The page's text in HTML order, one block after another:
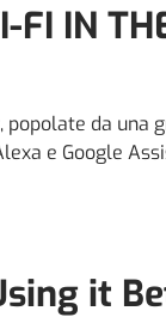
FI IN
da
e Google
it